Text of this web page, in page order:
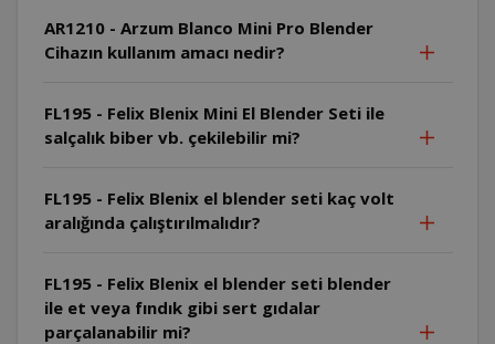
AR1210 - Arzum Blanco Mini Pro Blender
Cihazın kullanım amacı nedir?
FL195 - Felix Blenix Mini El Blender Seti ile
salçalık biber vb. çekilebilir mi?
FL195 - Felix Blenix el blender seti kaç volt
aralığında çalıştırılmalıdır?
FL195 - Felix Blenix el blender seti blender
ile et veya fındık gibi sert gıdalar
parçalanabilir mi?